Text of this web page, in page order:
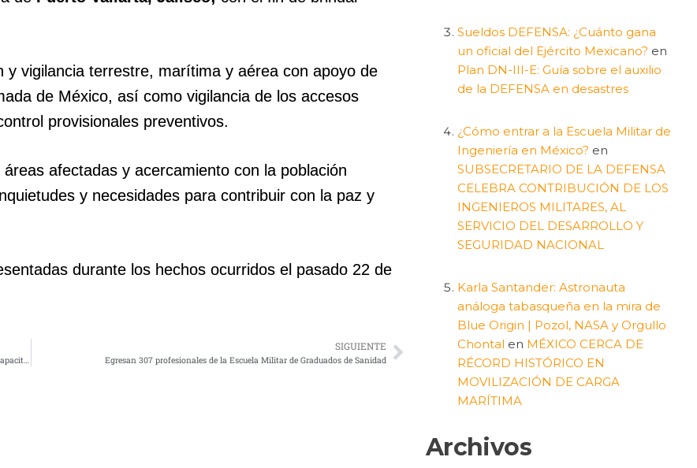
vigilancia terrestre, marítima y aérea con apoyo de
de México, así como vigilancia de los accesos
provisionales preventivos.
afectadas y acercamiento con la población
y necesidades para contribuir con la paz y
durante los hechos ocurridos el pasado 22 de
PACCAR México impulsa profesionalización de autotransporte en nuevo centro de capacitación en Puebla
SIGUIENTE
Egresan 307 profesionales de la Escuela Militar de Graduados de Sanidad
Sueldos DEFENSA: ¿Cuánto gana
un oficial del Ejército Mexicano? en
Plan DN-III-E: Guía sobre el auxilio
de la DEFENSA en desastres
¿Cómo entrar a la Escuela Militar de
Ingeniería en México? en
SUBSECRETARIO DE LA DEFENSA
CELEBRA CONTRIBUCIÓN DE LOS
INGENIEROS MILITARES, AL
SERVICIO DEL DESARROLLO Y
SEGURIDAD NACIONAL
Karla Santander: Astronauta
análoga tabasqueña en la mira de
Blue Origin | Pozol, NASA y Orgullo
Chontal en MÉXICO CERCA DE
RÉCORD HISTÓRICO EN
MOVILIZACIÓN DE CARGA
MARÍTIMA
Archivos